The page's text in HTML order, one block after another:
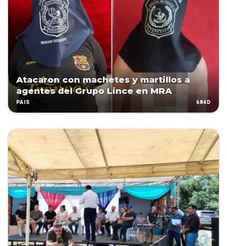
Atacaron con machetes y martillos a
agentes del Grupo Lince en MRA
PAÍS 684D